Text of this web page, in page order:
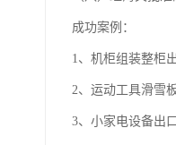
成功案例：
1、机柜组装整柜
2、运动工具滑雪
3、小家电设备出